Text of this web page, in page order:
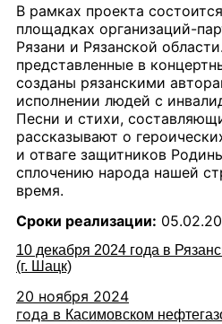
В рамках проекта
площадках организаций-
Рязани и Рязанской
представленные в
созданы рязанскими
исполнении людей с
Песни и стихи,
рассказывают о
и отваге защитников
сплочению народа нашей
время.
Сроки реализации:
10 декабря 2024 года в
(г. Шацк)
20 ноября 2024
года в Касимовском